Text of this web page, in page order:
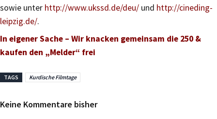
sowie unter http://www.ukssd.de/deu/ und http://cineding-
leipzig.de/.
In eigener Sache – Wir knacken gemeinsam die 250 &
kaufen den „Melder“ frei
TAGS Kurdische Filmtage
Keine Kommentare bisher